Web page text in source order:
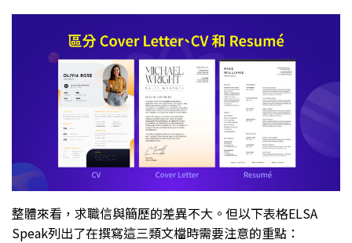
整體來看，求職信與簡歷的差異不大。但以下表格ELSA
Speak列出了在撰寫這三類文檔時需要注意的重點：